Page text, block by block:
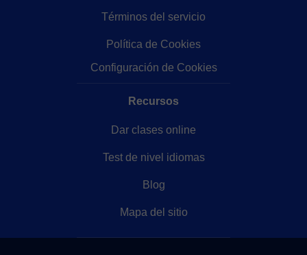
Términos del servicio
Política de Cookies
Configuración de Cookies
Recursos
Dar clases online
Test de nivel idiomas
Blog
Mapa del sitio